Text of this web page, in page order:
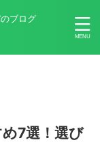
ブログ
7選！選び